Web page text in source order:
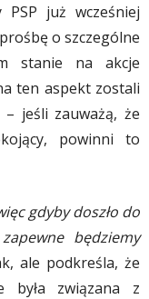
już wcześniej
o szczególne
stanie na akcje
ten aspekt zostali
jeśli zauważą, że
powinni to
gdyby doszło do
będziemy
ale podkreśla, że
była związana z